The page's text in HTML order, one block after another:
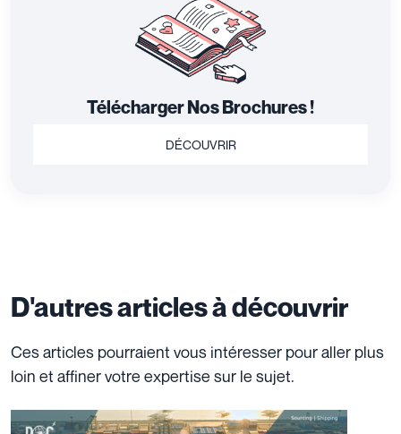
Télécharger Nos Brochures !
DÉCOUVRIR
D'autres articles à découvrir
Ces articles pourraient vous intéresser pour aller plus
loin et affiner votre expertise sur le sujet.